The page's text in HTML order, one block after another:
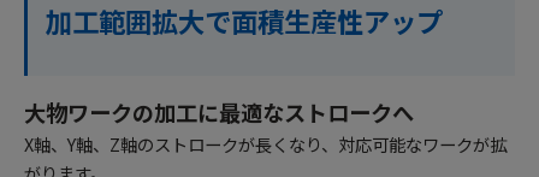
加工範囲拡大で面積生産性アップ
大物ワークの加工に最適なストロークへ
X軸、Y軸、Z軸のストロークが長くなり、対応可能なワークが拡